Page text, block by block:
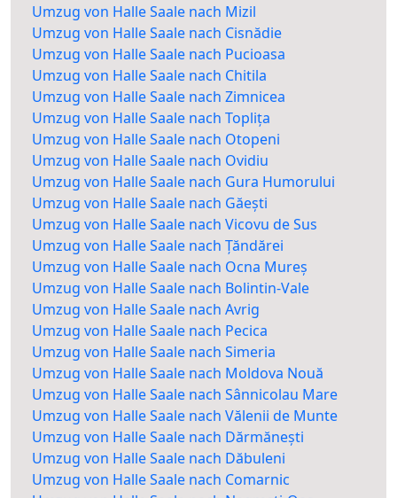
Umzug von Halle Saale nach Mizil
Umzug von Halle Saale nach Cisnădie
Umzug von Halle Saale nach Pucioasa
Umzug von Halle Saale nach Chitila
Umzug von Halle Saale nach Zimnicea
Umzug von Halle Saale nach Toplița
Umzug von Halle Saale nach Otopeni
Umzug von Halle Saale nach Ovidiu
Umzug von Halle Saale nach Gura Humorului
Umzug von Halle Saale nach Găești
Umzug von Halle Saale nach Vicovu de Sus
Umzug von Halle Saale nach Țăndărei
Umzug von Halle Saale nach Ocna Mureș
Umzug von Halle Saale nach Bolintin-Vale
Umzug von Halle Saale nach Avrig
Umzug von Halle Saale nach Pecica
Umzug von Halle Saale nach Simeria
Umzug von Halle Saale nach Moldova Nouă
Umzug von Halle Saale nach Sânnicolau Mare
Umzug von Halle Saale nach Vălenii de Munte
Umzug von Halle Saale nach Dărmănești
Umzug von Halle Saale nach Dăbuleni
Umzug von Halle Saale nach Comarnic